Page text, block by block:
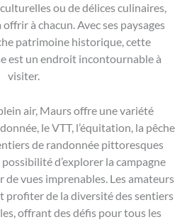
ou de délices culinaires,
à chacun. Avec ses paysages
patrimoine historique, cette
est un endroit incontournable à
visiter.
air, Maurs offre une variété
le VTT, l’équitation, la pêche
de randonnée pittoresques
d’explorer la campagne
vues imprenables. Les amateurs
profiter de la diversité des sentiers
offrant des défis pour tous les